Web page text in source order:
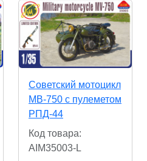
Советский мотоцикл
МВ-750 с пулеметом
РПД-44
Код товара:
AIM35003-L